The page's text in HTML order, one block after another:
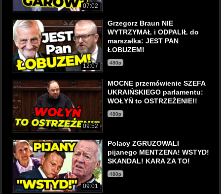
07:02
12:07
Grzegorz Braun NIE
WYTRZYMAŁ i ODPALIŁ do
marszałka: JEST PAN
ŁOBUZEM!
480p
09:52
MOCNE przemówienie SZEFA
UKRAIŃSKIEGO parlamentu:
WOŁYŃ to OSTRZEŻENIE!!
480p
09:01
Polacy ZGRUZOWALI
pijanego MENTZENA! WSTYD!
SKANDAL! KARA ZA TO!
480p